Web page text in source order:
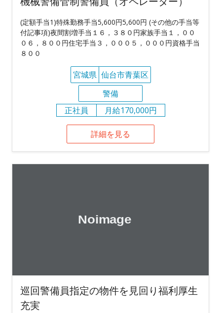
(定額手当1)特殊勤務手当5,600円5,600円 (その他の手当等
付記事項)夜間割増手当１６，３８０円家族手当１，００
０６，８００円住宅手当３，０００５，０００円資格手当
８００
宮城県 仙台市青葉区
警備
正社員
月給170,000円
詳細を見る
巡回警備員指定の物件を見回り福利厚生
充実